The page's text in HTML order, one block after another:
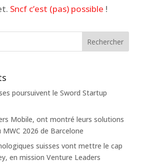
Sncf c’est (pas) possible !
poursuivent le Sword Startup
Mobile, ont montré leurs solutions
2026 de Barcelone
suisses vont mettre le cap
en mission Venture Leaders